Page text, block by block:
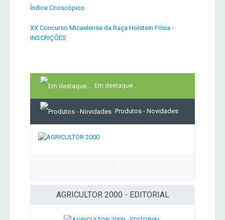
Índice Crioscópico
XX Concurso Micaelense da Raça Holstein Frísia -
INSCRIÇÕES
Em destaque...
Produtos - Novidades
AGRICULTOR 2000 - EDITORIAL